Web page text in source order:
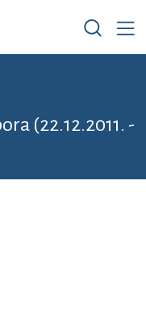
(22.12.2011. -